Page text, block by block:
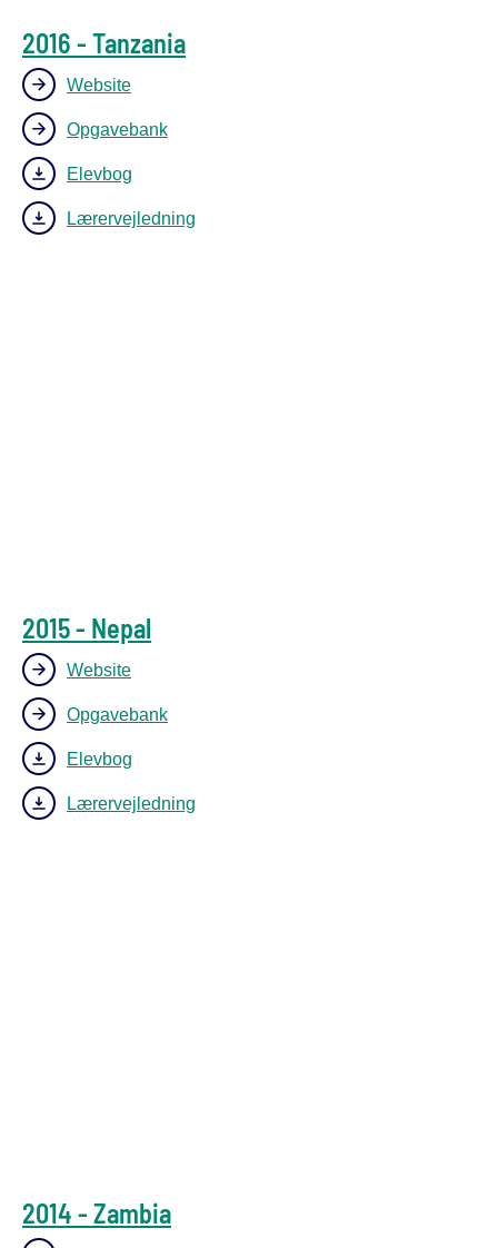
2016 - Tanzania
Website
Opgavebank
Elevbog
Lærervejledning
2015 - Nepal
Website
Opgavebank
Elevbog
Lærervejledning
2014 - Zambia